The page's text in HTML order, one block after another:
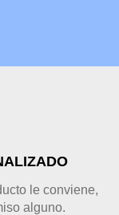
le conviene,
alguno.